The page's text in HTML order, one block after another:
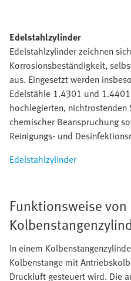
Edelstahlzylinder
Edelstahlzylinder zeichnen
Korrosionsbeständigkeit,
aus. Eingesetzt werden
Edelstähle 1.4301 und
hochlegierten,
chemischer Beanspruchung
Reinigungs- und
Edelstahlzylinder
Funktionsweise von
In einem
Kolbenstange mit
Druckluft gesteuert wird. Die